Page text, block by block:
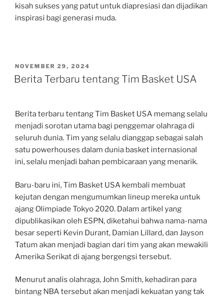
kisah sukses yang patut untuk diapresiasi dan dijadikan
inspirasi bagi generasi muda.
POSTED
ON
NOVEMBER 29, 2024
Berita Terbaru tentang Tim Basket USA
Berita terbaru tentang Tim Basket USA memang selalu
menjadi sorotan utama bagi penggemar olahraga di
seluruh dunia. Tim yang selalu dianggap sebagai salah
satu powerhouses dalam dunia basket internasional
ini, selalu menjadi bahan pembicaraan yang menarik.
Baru-baru ini, Tim Basket USA kembali membuat
kejutan dengan mengumumkan lineup mereka untuk
ajang Olimpiade Tokyo 2020. Dalam artikel yang
dipublikasikan oleh ESPN, diketahui bahwa nama-nama
besar seperti Kevin Durant, Damian Lillard, dan Jayson
Tatum akan menjadi bagian dari tim yang akan mewakili
Amerika Serikat di ajang bergengsi tersebut.
Menurut analis olahraga, John Smith, kehadiran para
bintang NBA tersebut akan menjadi kekuatan yang tak